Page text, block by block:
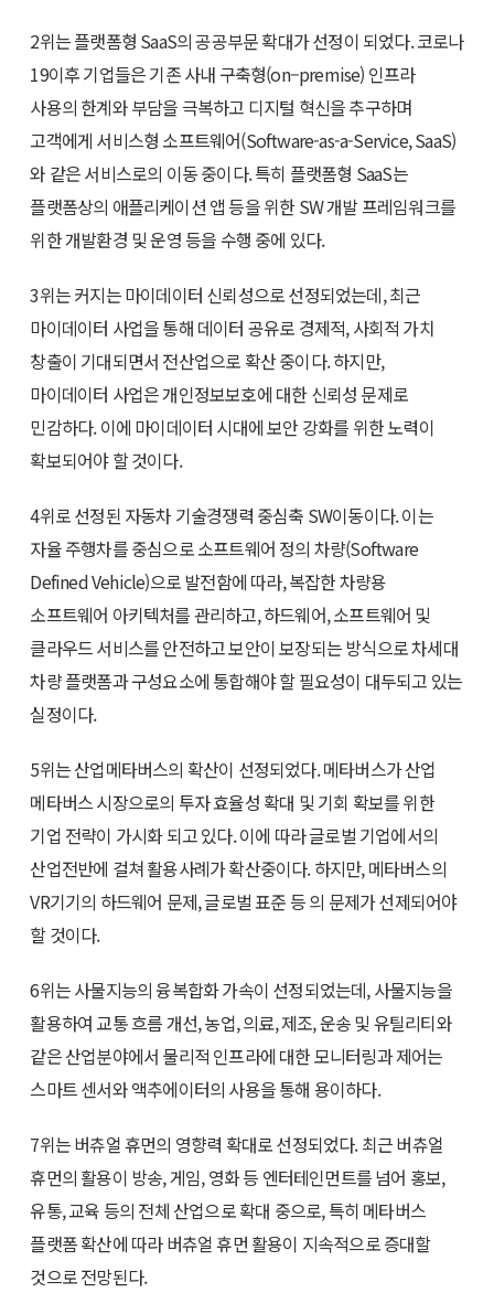
2위는 플랫폼형 SaaS의 공공부문 확대가 선정이 되었다. 코로나
19이후 기업들은 기존 사내 구축형(on–premise) 인프라
사용의 한계와 부담을 극복하고 디지털 혁신을 추구하며
고객에게 서비스형 소프트웨어(Software-as-a-Service, SaaS)
와 같은 서비스로의 이동 중이다. 특히 플랫폼형 SaaS는
플랫폼상의 애플리케이션 앱 등을 위한 SW 개발 프레임워크를
위한 개발환경 및 운영 등을 수행 중에 있다.
3위는 커지는 마이데이터 신뢰성으로 선정되었는데, 최근
마이데이터 사업을 통해 데이터 공유로 경제적, 사회적 가치
창출이 기대되면서 전산업으로 확산 중이다. 하지만,
마이데이터 사업은 개인정보보호에 대한 신뢰성 문제로
민감하다. 이에 마이데이터 시대에 보안 강화를 위한 노력이
확보되어야 할 것이다.
4위로 선정된 자동차 기술경쟁력 중심축 SW이동이다. 이는
자율 주행차를 중심으로 소프트웨어 정의 차량(Software
Defined Vehicle)으로 발전함에 따라, 복잡한 차량용
소프트웨어 아키텍처를 관리하고, 하드웨어, 소프트웨어 및
클라우드 서비스를 안전하고 보안이 보장되는 방식으로 차세대
차량 플랫폼과 구성요소에 통합해야 할 필요성이 대두되고 있는
실정이다.
5위는 산업메타버스의 확산이 선정되었다. 메타버스가 산업
메타버스 시장으로의 투자 효율성 확대 및 기회 확보를 위한
기업 전략이 가시화 되고 있다. 이에 따라 글로벌 기업에서의
산업전반에 걸쳐 활용사례가 확산중이다. 하지만, 메타버스의
VR기기의 하드웨어 문제, 글로벌 표준 등 의 문제가 선제되어야
할 것이다.
6위는 사물지능의 융복합화 가속이 선정되었는데, 사물지능을
활용하여 교통 흐름 개선, 농업, 의료, 제조, 운송 및 유틸리티와
같은 산업분야에서 물리적 인프라에 대한 모니터링과 제어는
스마트 센서와 액추에이터의 사용을 통해 용이하다.
7위는 버츄얼 휴먼의 영향력 확대로 선정되었다. 최근 버츄얼
휴먼의 활용이 방송, 게임, 영화 등 엔터테인먼트를 넘어 홍보,
유통, 교육 등의 전체 산업으로 확대 중으로, 특히 메타버스
플랫폼 확산에 따라 버츄얼 휴먼 활용이 지속적으로 증대할
것으로 전망된다.